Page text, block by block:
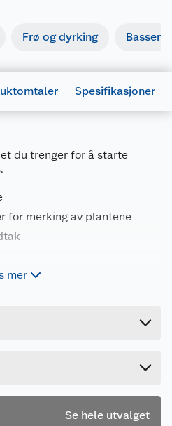
Frø og dyrking Basseng
Spesifikasjoner
du trenger for å starte
for merking av plantene
inneholder det du trenger
mer
7025180653535
Se hele utvalget